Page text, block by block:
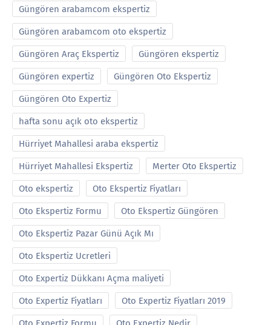
Güngören arabamcom ekspertiz
Güngören arabamcom oto ekspertiz
Güngören Araç Ekspertiz Güngören ekspertiz
Güngören expertiz Güngören Oto Ekspertiz
Güngören Oto Expertiz
hafta sonu açık oto ekspertiz
Hürriyet Mahallesi araba ekspertiz
Hürriyet Mahallesi Ekspertiz Merter Oto Ekspertiz
Oto ekspertiz Oto Ekspertiz Fiyatları
Oto Ekspertiz Formu Oto Ekspertiz Güngören
Oto Ekspertiz Pazar Günü Açık Mı
Oto Ekspertiz Ucretleri
Oto Expertiz Dükkanı Açma maliyeti
Oto Expertiz Fiyatları Oto Expertiz Fiyatları 2019